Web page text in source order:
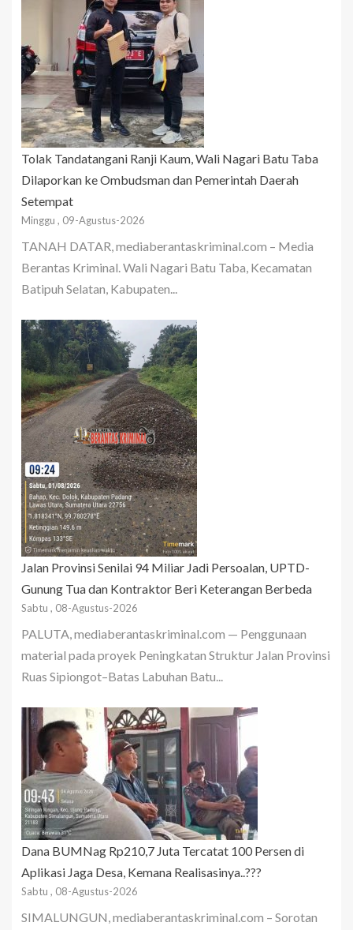
Tolak Tandatangani Ranji Kaum, Wali Nagari Batu Taba
Dilaporkan ke Ombudsman dan Pemerintah Daerah
Setempat
Minggu , 09-Agustus-2026
TANAH DATAR, mediaberantaskriminal.com – Media
Berantas Kriminal. Wali Nagari Batu Taba, Kecamatan
Batipuh Selatan, Kabupaten...
Jalan Provinsi Senilai 94 Miliar Jadi Persoalan, UPTD-
Gunung Tua dan Kontraktor Beri Keterangan Berbeda
Sabtu , 08-Agustus-2026
PALUTA, mediaberantaskriminal.com — Penggunaan
material pada proyek Peningkatan Struktur Jalan Provinsi
Ruas Sipiongot–Batas Labuhan Batu...
Dana BUMNag Rp210,7 Juta Tercatat 100 Persen di
Aplikasi Jaga Desa, Kemana Realisasinya..???
Sabtu , 08-Agustus-2026
SIMALUNGUN, mediaberantaskriminal.com – Sorotan